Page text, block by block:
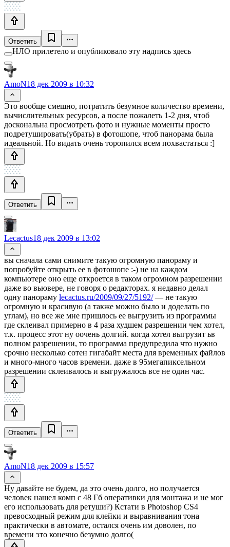
Ответить
НЛО прилетело и опубликовало эту надпись здесь
AmoN18 дек 2009 в 10:32
Это вообще смешно, потратить безумное количество времени,
вычислительных ресурсов, а после пожалеть 1-2 дня, чтоб
доскональна просмотреть фото и нужные моменты просто
подретушировать(убрать) в фотошопе, чтоб панорама была
идеальной. Но видать очень торопился всем похвастаться :]
Ответить
Lecactus18 дек 2009 в 13:02
вы сначала сами снимите такую огромную панораму и
попробуйте открыть ее в фотошопе :-) не на каждом
компьютере оно еще откроется в таком огромном разрешении
даже во вьювере, не говоря о редакторах. я недавно делал
одну панораму lecactus.ru/2009/09/27/5192/— не такую
огромную и красивую (а также можно было и доделать по
углам), но все же мне пришлось ее выгрузить из программы
где склеивал примерно в 4 раза худшем разрешении чем хотел,
т.к. процесс этот ну оочень долгий. когда хотел выгрузит ьв
полном разрешении, то программа предупредила что нужно
срочно несколько сотен гигабайт места для временных файлов
и много-много часов времени. даже в 95мегапиксельном
разрешении склеивалось и выгружалось все не один час.
Ответить
AmoN18 дек 2009 в 15:57
Ну давайте не будем, да это очень долго, но получается
человек нашел комп с 48 Гб оперативки для монтажа и не мог
его использовать для ретуши?) Кстати в Photoshop CS4
превосходный режим для клейки и выравнивания тона
практически в автомате, остался очень им доволен, по
времени это конечно безумно долго(